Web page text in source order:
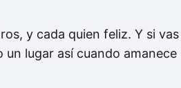
y cada quien feliz. Y si vas
lugar así cuando amanece